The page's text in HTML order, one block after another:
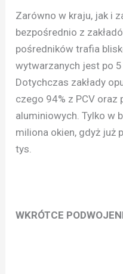
Zarówno w kraju, jak i
bezpośrednio z
pośredników trafia
wytwarzanych jest po
Dotychczas zakłady
czego 94% z PCV oraz
aluminiowych. Tylko w
miliona okien, gdyż już
tys.
WKRÓTCE